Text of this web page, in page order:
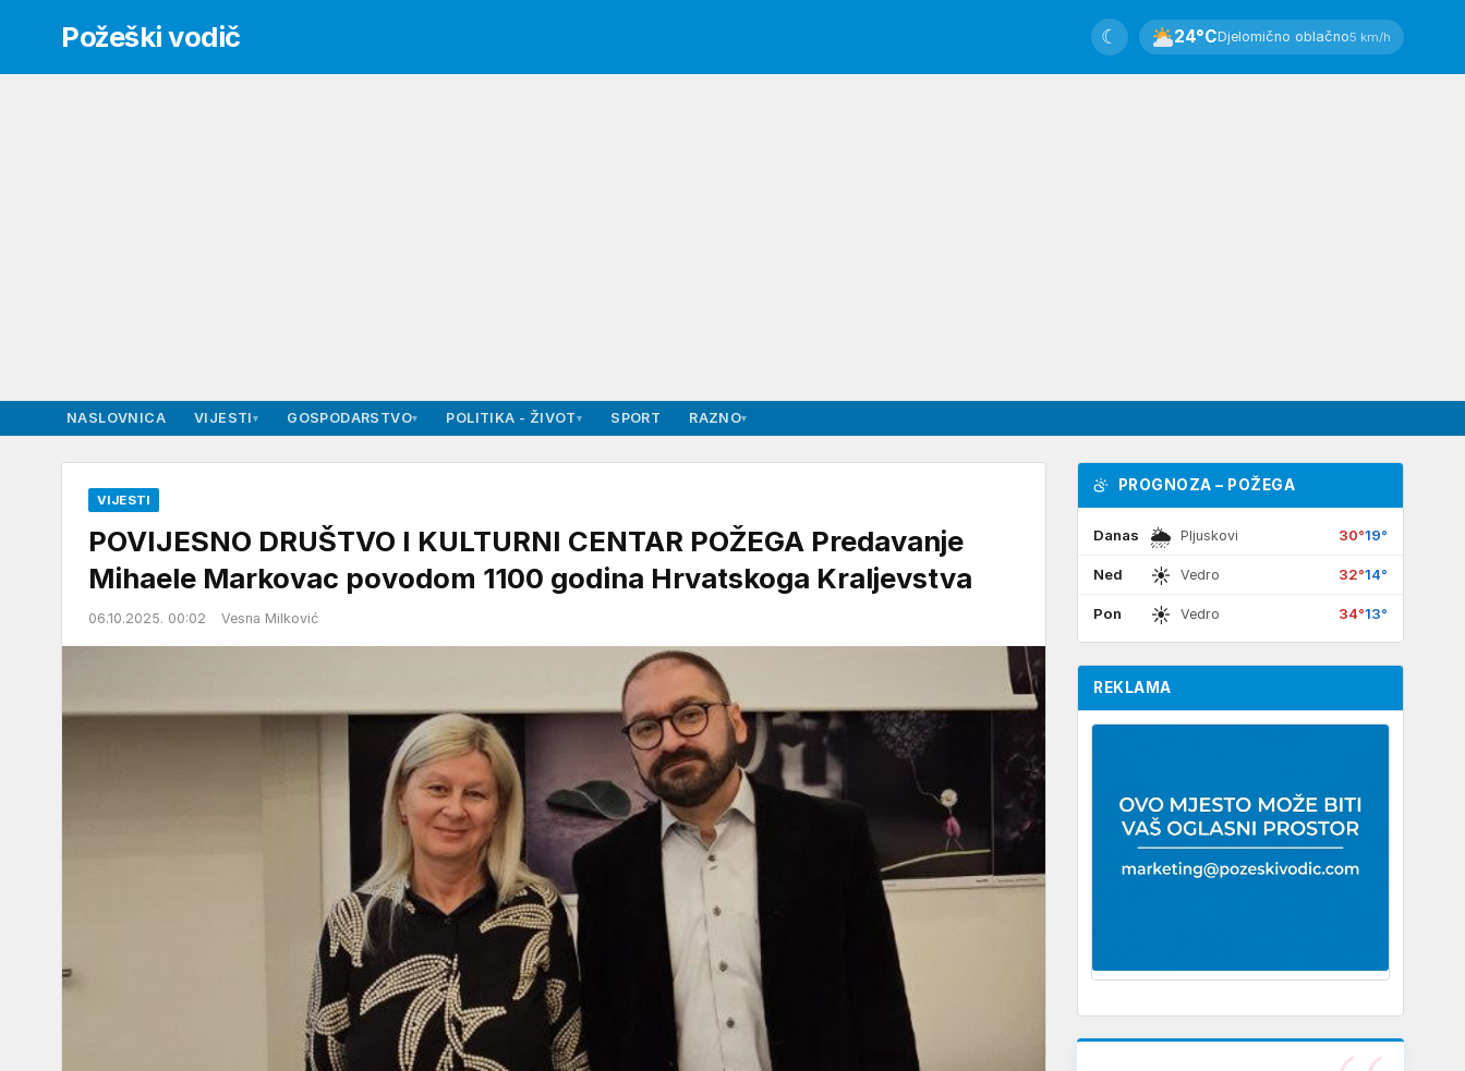
Požeški vodič 24°CDjelomično oblačno5 km/h
☾
NASLOVNICA VIJESTI▾ GOSPODARSTVO▾ POLITIKA - ŽIVOT▾ SPORT RAZNO▾
VIJESTI
POVIJESNO DRUŠTVO I KULTURNI CENTAR POŽEGA Predavanje
Mihaele Markovac povodom 1100 godina Hrvatskoga Kraljevstva
06.10.2025. 00:02 Vesna Milković
PROGNOZA – POŽEGA
Danas 🌦 Pljuskovi 30°19°
Ned ☀ Vedro 32°14°
Pon ☀ Vedro 34°13°
REKLAMA